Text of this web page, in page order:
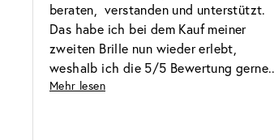
beraten,  verstanden und unterstützt.
Das habe ich bei dem Kauf meiner
zweiten Brille nun wieder erlebt,
weshalb ich die 5/5 Bewertung gerne
Mehr lesen